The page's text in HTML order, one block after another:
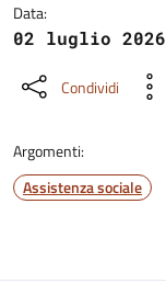
Data:
02 luglio 2026
Condividi
Argomenti:
Assistenza sociale